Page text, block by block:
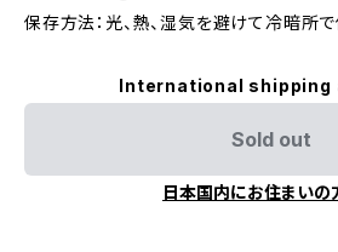
保存方法：光、熱、湿気を避けて冷暗所
International shipping
Sold out
日本国内にお住まいの